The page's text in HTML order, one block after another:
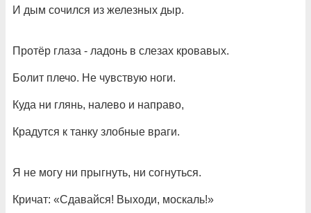
И дым сочился из железных дыр.
Протёр глаза - ладонь в слезах кровавых.
Болит плечо. Не чувствую ноги.
Куда ни глянь, налево и направо,
Крадутся к танку злобные враги.
Я не могу ни прыгнуть, ни согнуться.
Кричат: «Сдавайся! Выходи, москаль!»